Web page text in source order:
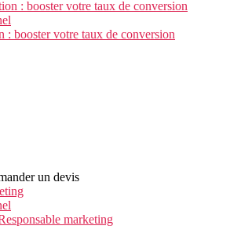
: booster votre taux de conversion
un devis
marketing